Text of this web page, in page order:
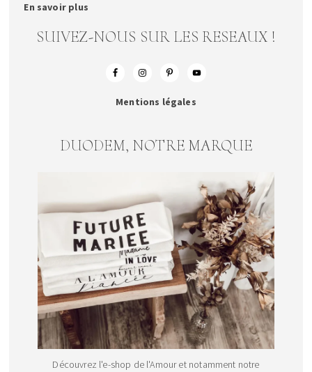
En savoir plus
SUIVEZ-NOUS SUR LES RESEAUX !
Mentions légales
DUODEM, NOTRE MARQUE
Découvrez l'e-shop de l'Amour et notamment notre